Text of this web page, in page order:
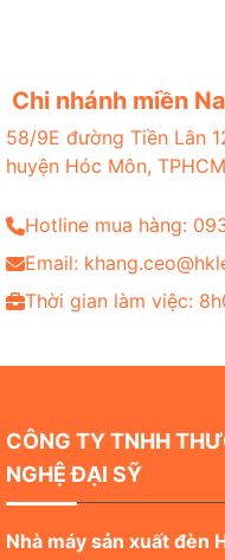
Chi nhánh miền
58/9E đường Tiền Lân
huyện Hóc Môn, TPHCM
Hotline mua hàng:
Email:
Thời gian làm việc:
CÔNG TY TNHH
NGHỆ ĐẠI SỸ
Nhà máy sản xuất đèn